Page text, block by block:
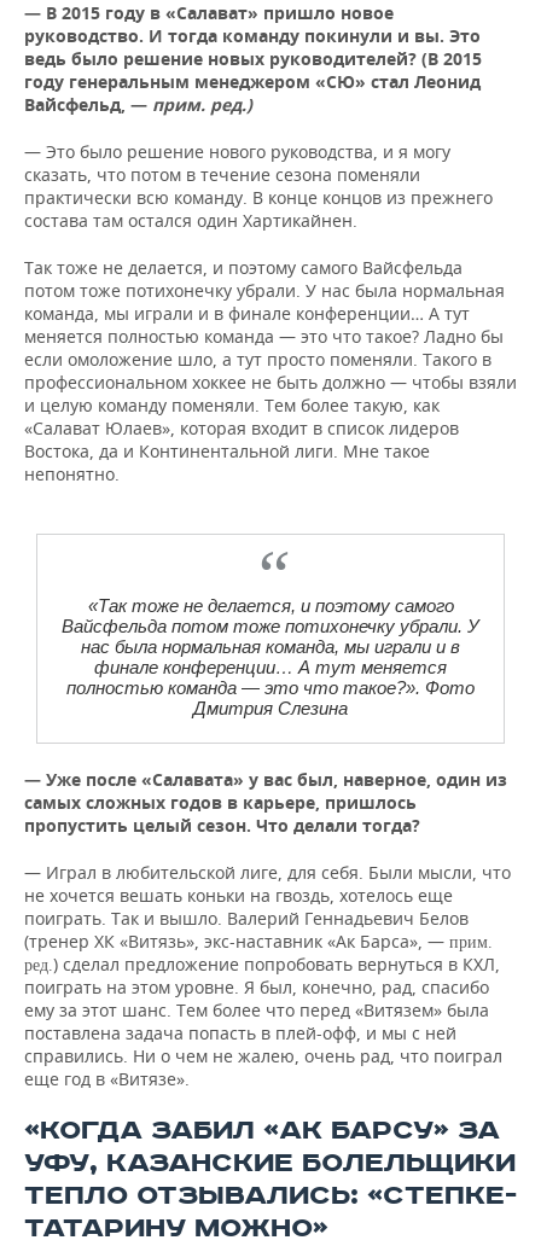
— В 2015 году в «Салават» пришло новое
руководство. И тогда команду покинули и вы. Это
ведь было решение новых руководителей? (В 2015
году генеральным менеджером «СЮ» стал Леонид
Вайсфельд, — прим. ред.)
— Это было решение нового руководства, и я могу
сказать, что потом в течение сезона поменяли
практически всю команду. В конце концов из прежнего
состава там остался один Хартикайнен.
Так тоже не делается, и поэтому самого Вайсфельда
потом тоже потихонечку убрали. У нас была нормальная
команда, мы играли и в финале конференции… А тут
меняется полностью команда — это что такое? Ладно бы
если омоложение шло, а тут просто поменяли. Такого в
профессиональном хоккее не быть должно — чтобы взяли
и целую команду поменяли. Тем более такую, как
«Салават Юлаев», которая входит в список лидеров
Востока, да и Континентальной лиги. Мне такое
непонятно.
«Так тоже не делается, и поэтому самого
Вайсфельда потом тоже потихонечку убрали. У
нас была нормальная команда, мы играли и в
финале конференции… А тут меняется
полностью команда — это что такое?». Фото
Дмитрия Слезина
— Уже после «Салавата» у вас был, наверное, один из
самых сложных годов в карьере, пришлось
пропустить целый сезон. Что делали тогда?
— Играл в любительской лиге, для себя. Были мысли, что
не хочется вешать коньки на гвоздь, хотелось еще
поиграть. Так и вышло. Валерий Геннадьевич Белов
(тренер ХК «Витязь», экс-наставник «Ак Барса», — прим.
ред.) сделал предложение попробовать вернуться в КХЛ,
поиграть на этом уровне. Я был, конечно, рад, спасибо
ему за этот шанс. Тем более что перед «Витязем» была
поставлена задача попасть в плей-офф, и мы с ней
справились. Ни о чем не жалею, очень рад, что поиграл
еще год в «Витязе».
«КОГДА ЗАБИЛ «АК БАРСУ» ЗА
УФУ, КАЗАНСКИЕ БОЛЕЛЬЩИКИ
ТЕПЛО ОТЗЫВАЛИСЬ: «СТЕПКЕ-
ТАТАРИНУ МОЖНО»